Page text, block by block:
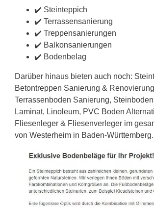
✔️ Steinteppich
✔️ Terrassensanierung
✔️ Treppensanierungen
✔️ Balkonsanierungen
✔️ Bodenbelag
Darüber hinaus bieten auch noch:
Betontreppen Sanierung &
Terrassenboden Sanierung,
Laminat, Linoleum, PVC Boden
Fliesenleger & Fliesenverleger im
von Westerheim in Baden-Württemberg.